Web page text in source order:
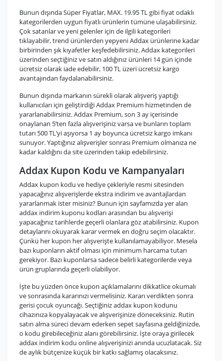
Bunun dışında Süper Fiyatlar, MAX. 19.95 TL gibi fiyat odaklı
kategorilerden uygun fiyatlı ürünlerin tümüne ulaşabilirsiniz.
Çok satanlar ve yeni gelenler için de ilgili kategorileri
tıklayabilir, trend ürünlerden yepyeni Addax ürünlerine kadar
birbirinden şık kıyafetler keşfedebilirsiniz. Addax kategorileri
üzerinden seçtiğiniz ve satın aldığınız ürünleri 14 gün içinde
ücretsiz olarak iade edebilir, 100 TL üzeri ücretsiz kargo
avantajından faydalanabilirsiniz.
Bunun dışında markanın sürekli olarak alışveriş yaptığı
kullanıcıları için geliştirdiği Addax Premium hizmetinden de
yararlanabilirsiniz. Addax Premium, son 3 ay içerisinde
onaylanan 5’ten fazla alışverişiniz varsa ve bunların toplam
tutarı 500 TL’yi aşıyorsa 1 ay boyunca ücretsiz kargo imkanı
sunuyor. Yaptığınız alışverişler sonrası Premium olmanıza ne
kadar kaldığını da site üzerinden takip edebilirsiniz.
Addax Kupon Kodu ve Kampanyaları
Addax kupon kodu ve hediye çekleriyle resmi sitesinden
yapacağınız alışverişlerde ekstra indirim ve avantajlardan
yararlanmak ister misiniz? Bunun için sayfamızda yer alan
addax indirim kuponu kodları arasından bu alışverişi
yapacağınız tarihlerde geçerli olanlara göz atabilirsiniz. Kupon
detaylarını okuyarak karar vermek en doğru seçim olacaktır.
Çünkü her kupon her alışverişte kullanılamayabiliyor. Mesela
bazı kuponların aktif olması için minimum harcama tutarı
gerekiyor. Bazı kuponlarsa sadece belirli kategorilerde veya
ürün gruplarında geçerli olabiliyor.
İşte bu yüzden önce kupon açıklamalarını dikkatlice okumalı
ve sonrasında kararınızı vermelisiniz. Kararı verdikten sonra
gerisi çocuk oyuncağı. Seçtiğiniz addax kupon kodunu
cihazınıza kopyalayacak ve alışverişinize döneceksiniz. Rutin
satın alma süreci devam ederken sepet sayfasına geldiğinizde,
o kodu girebileceğiniz alanı görebilirsiniz. İşte oraya girilecek
addax indirim kodu online alışverişinizi anında ucuzlatacak. Siz
de aylık bütçenize küçük bir katkı sağlamış olacaksınız.